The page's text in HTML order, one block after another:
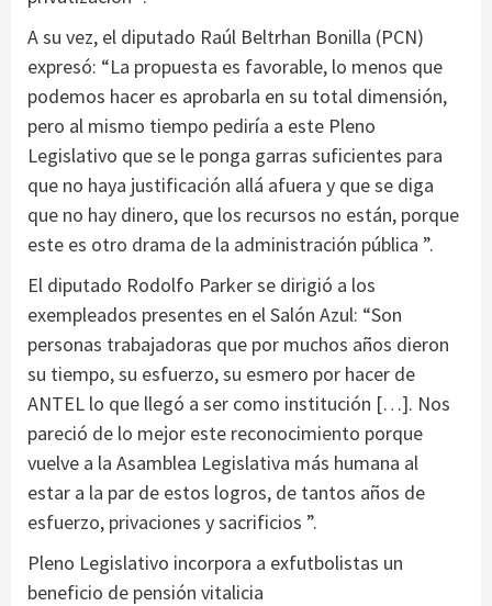
A su vez, el diputado Raúl Beltrhan Bonilla (PCN)
expresó: “La propuesta es favorable, lo menos que
podemos hacer es aprobarla en su total dimensión,
pero al mismo tiempo pediría a este Pleno
Legislativo que se le ponga garras suficientes para
que no haya justificación allá afuera y que se diga
que no hay dinero, que los recursos no están, porque
este es otro drama de la administración pública ”.
El diputado Rodolfo Parker se dirigió a los
exempleados presentes en el Salón Azul: “Son
personas trabajadoras que por muchos años dieron
su tiempo, su esfuerzo, su esmero por hacer de
ANTEL lo que llegó a ser como institución […]. Nos
pareció de lo mejor este reconocimiento porque
vuelve a la Asamblea Legislativa más humana al
estar a la par de estos logros, de tantos años de
esfuerzo, privaciones y sacrificios ”.
Pleno Legislativo incorpora a exfutbolistas un
beneficio de pensión vitalicia